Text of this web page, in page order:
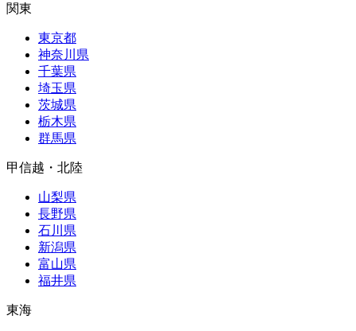
関東
東京都
神奈川県
千葉県
埼玉県
茨城県
栃木県
群馬県
甲信越・北陸
山梨県
長野県
石川県
新潟県
富山県
福井県
東海